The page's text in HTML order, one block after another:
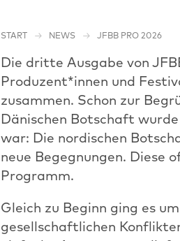
START NEWS JFBB PRO 2026
Die dritte Ausgabe von
Produzent*innen und
zusammen. Schon zur
Dänischen Botschaft
war: Die nordischen
neue Begegnungen. Diese
Programm.
Gleich zu Beginn ging es
gesellschaftlichen